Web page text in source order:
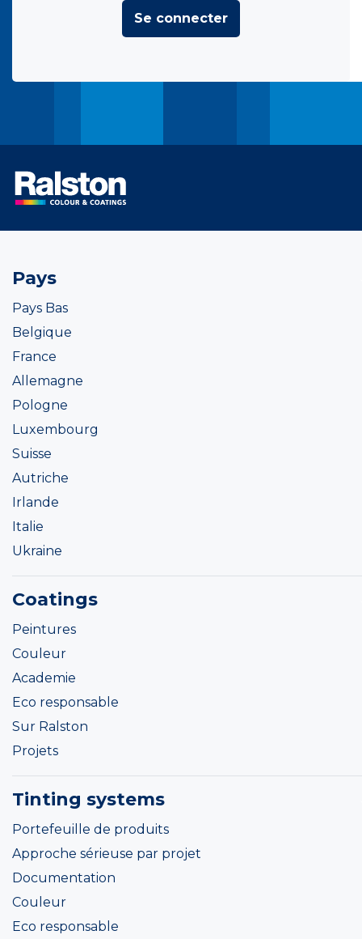
Se connecter
Pays
Pays Bas
Belgique
France
Allemagne
Pologne
Luxembourg
Suisse
Autriche
Irlande
Italie
Ukraine
Coatings
Peintures
Couleur
Academie
Eco responsable
Sur Ralston
Projets
Tinting systems
Portefeuille de produits
Approche sérieuse par projet
Documentation
Couleur
Eco responsable